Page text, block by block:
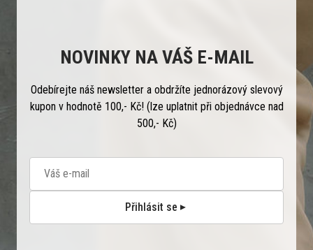
NOVINKY NA VÁŠ E-MAIL
Odebírejte náš newsletter a obdržíte jednorázový slevový
kupon v hodnotě 100,- Kč! (lze uplatnit při objednávce nad
500,- Kč)
Přihlásit se